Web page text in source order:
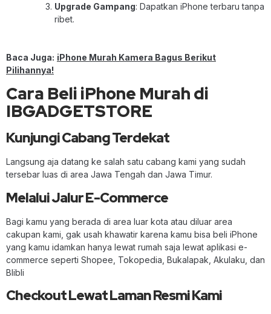
Upgrade Gampang: Dapatkan iPhone terbaru tanpa
ribet.
Baca Juga: iPhone Murah Kamera Bagus Berikut
Pilihannya!
Cara Beli iPhone Murah di
IBGADGETSTORE
Kunjungi Cabang Terdekat
Langsung aja datang ke salah satu cabang kami yang sudah
tersebar luas di area Jawa Tengah dan Jawa Timur.
Melalui Jalur E-Commerce
Bagi kamu yang berada di area luar kota atau diluar area
cakupan kami, gak usah khawatir karena kamu bisa beli iPhone
yang kamu idamkan hanya lewat rumah saja lewat aplikasi e-
commerce seperti Shopee, Tokopedia, Bukalapak, Akulaku, dan
Blibli
Checkout Lewat Laman Resmi Kami